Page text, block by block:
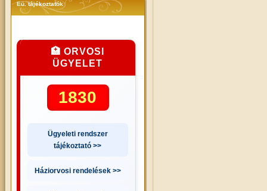
Eü. tájékoztatók
🏥 ORVOSI
ÜGYELET
1830
Ügyeleti rendszer
tájékoztató >>
Háziorvosi rendelések >>